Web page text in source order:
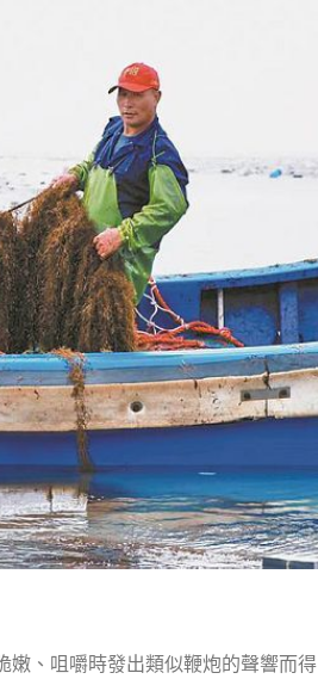
嫩、咀嚼時發出類似鞭炮的聲響而得